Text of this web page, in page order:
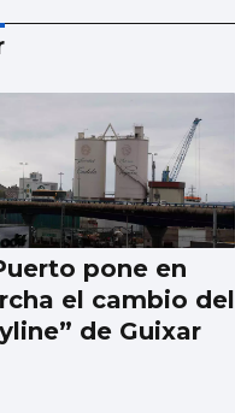
pone en
el cambio del
de Guixar